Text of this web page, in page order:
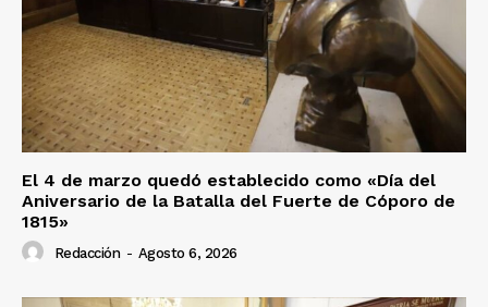
El 4 de marzo quedó establecido como «Día del
Aniversario de la Batalla del Fuerte de Cóporo de
1815»
Redacción - Agosto 6, 2026